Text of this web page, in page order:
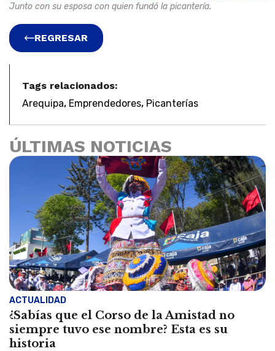
Junto con su esposa con quien fundó la picantería.
REGRESAR
Tags relacionados:
Arequipa, Emprendedores, Picanterías
ÚLTIMAS NOTICIAS
ACTUALIDAD
¿Sabías que el Corso de la Amistad no
siempre tuvo ese nombre? Esta es su
historia